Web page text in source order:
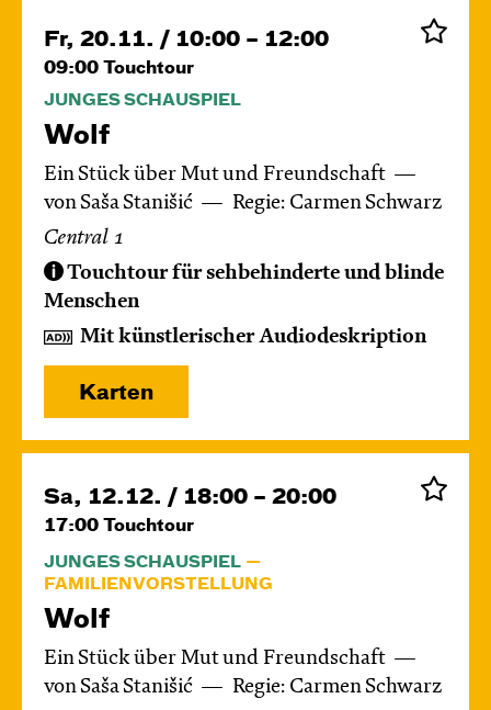
Fr, 20.11. / 10:00 – 12:00
09:00 Touchtour
JUNGES SCHAUSPIEL
Wolf
Ein Stück über Mut und Freundschaft
von Saša Stanišić
Regie: Carmen Schwarz
Central 1
Touchtour für sehbehinderte und blinde
Menschen
Mit künstlerischer Audiodeskription
Karten
Sa, 12.12. / 18:00 – 20:00
17:00 Touchtour
JUNGES SCHAUSPIEL
FAMILIENVORSTELLUNG
Wolf
Ein Stück über Mut und Freundschaft
von Saša Stanišić
Regie: Carmen Schwarz